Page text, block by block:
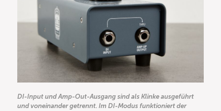
DI-Input und Amp-Out-Ausgang sind als Klinke ausgeführt
und voneinander getrennt. Im DI-Modus funktioniert der